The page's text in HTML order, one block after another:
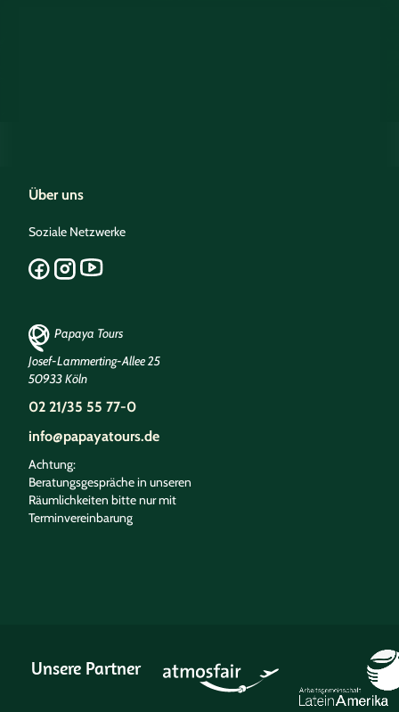
Über uns
Soziale Netzwerke
Papaya Tours
Josef-Lammerting-Allee 25
50933 Köln
02 21/35 55 77-0
info@papayatours.de
Achtung:
Beratungsgespräche in unseren
Räumlichkeiten bitte nur mit
Terminvereinbarung
Unsere Partner